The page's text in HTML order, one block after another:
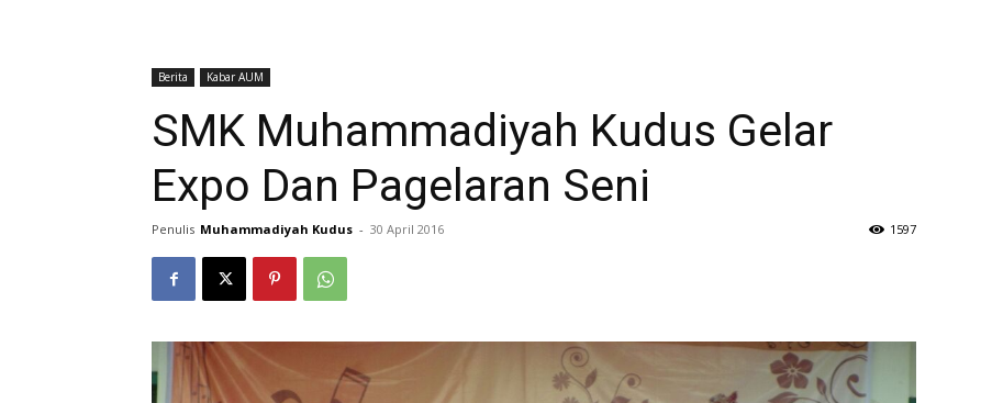
Berita Kabar AUM
SMK Muhammadiyah Kudus Gelar
Expo Dan Pagelaran Seni
Penulis Muhammadiyah Kudus - 30 April 2016 1597